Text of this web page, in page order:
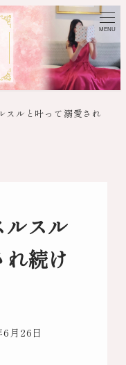
MENU
スルと叶って溺愛され
スル
続け
月26日